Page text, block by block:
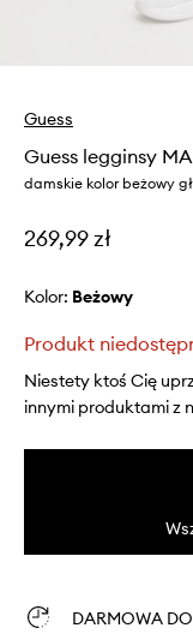
Guess
Guess legginsy
damskie kolor beżowy
269,99 zł
Kolor: beżowy
Produkt
Niestety ktoś Cię
innymi produktami z
DARMOWA